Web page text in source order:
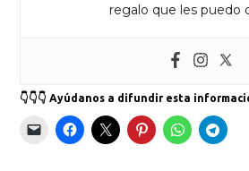
regalo que les puedo
👇👇👇 Ayúdanos a difundir esta